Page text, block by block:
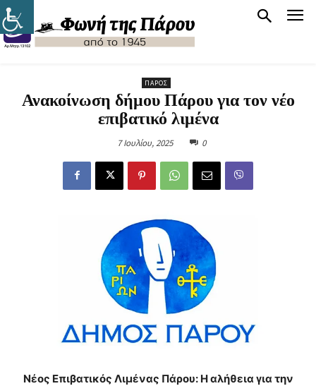
ΠΆΡΟΣ
Ανακοίνωση δήμου Πάρου για τον νέο
επιβατικό λιμένα
7 Ιουλίου, 2025 0
Νέος Επιβατικός Λιμένας Πάρου: Η αλήθεια για την